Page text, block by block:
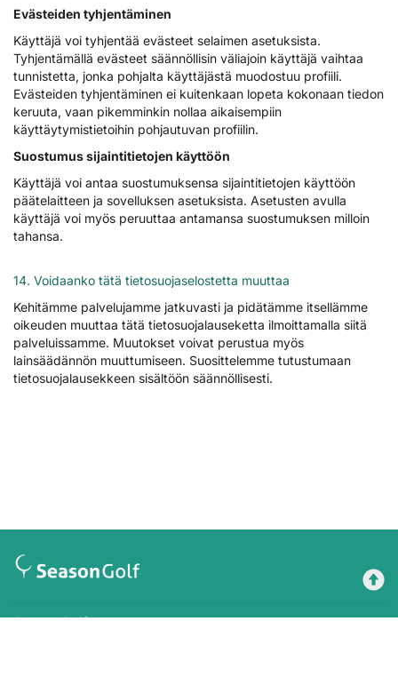
Evästeiden tyhjentäminen
Käyttäjä voi tyhjentää evästeet selaimen asetuksista.
Tyhjentämällä evästeet säännöllisin väliajoin käyttäjä vaihtaa
tunnistetta, jonka pohjalta käyttäjästä muodostuu profiili.
Evästeiden tyhjentäminen ei kuitenkaan lopeta kokonaan tiedon
keruuta, vaan pikemminkin nollaa aikaisempiin
käyttäytymistietoihin pohjautuvan profiilin.
Suostumus sijaintitietojen käyttöön
Käyttäjä voi antaa suostumuksensa sijaintitietojen käyttöön
päätelaitteen ja sovelluksen asetuksista. Asetusten avulla
käyttäjä voi myös peruuttaa antamansa suostumuksen milloin
tahansa.
14. Voidaanko tätä tietosuojaselostetta muuttaa
Kehitämme palvelujamme jatkuvasti ja pidätämme itsellämme
oikeuden muuttaa tätä tietosuojalauseketta ilmoittamalla siitä
palveluissamme. Muutokset voivat perustua myös
lainsäädännön muuttumiseen. Suosittelemme tutustumaan
tietosuojalausekkeen sisältöön säännöllisesti.
Season Golf